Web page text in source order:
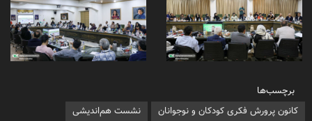
برچسب‌ها
کانون پرورش فکری کودکان و نوجوانان
نشست هم‌اندیشی